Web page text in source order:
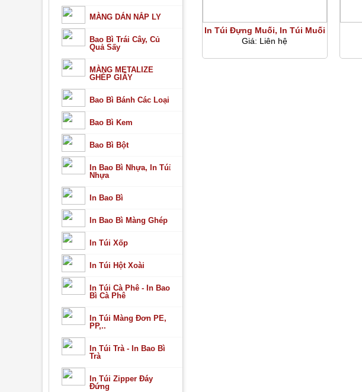
In Túi Xốp, Túi Nilon, In Bao Bì Túi Xốp Giá Rẻ
In Túi Xốp Giá Rẻ HCM
In Túi Xốp Đựng Quà Tết
In Túi Xốp Đựng Lịch
In Túi Hột Xoài
In Túi Cà Phê - In Bao Bì Cà Phê
In Bao Bì Cà Phê - In Bao Bì Cafe
In Túi Cà Phê - In Túi Cafe
In Túi Màng Đơn PE, PP,..
In Túi - Bao Bì Trà Sữa
In Túi Trà - In Bao Bì Trà Uy Tín
In Túi Zipper Đáy Đứng
In Màng Co, In Tem, In Nhãn Chai Nước Suối
In Khăn Lạnh
Dịch vụ
Tin tức
Thư viện
Liên hệ
MÀNG DÁN NẮP LY
Bao Bì Trái Cây, Củ
Quả Sấy
MÀNG METALIZE
GHÉP GIẤY
Bao Bì Bánh Các Loại
Bao Bì Kem
Bao Bì Bột
In Bao Bì Nhựa, In Túi
Nhựa
In Bao Bì
In Bao Bì Màng Ghép
In Túi Xốp
In Túi Hột Xoài
In Túi Cà Phê - In Bao
Bì Cà Phê
In Túi Màng Đơn PE,
PP,..
In Túi Trà - In Bao Bì
Trà
In Túi Zipper Đáy
Đứng
In Túi Đựng Muối, In Túi Muối
Giá: Liên hệ